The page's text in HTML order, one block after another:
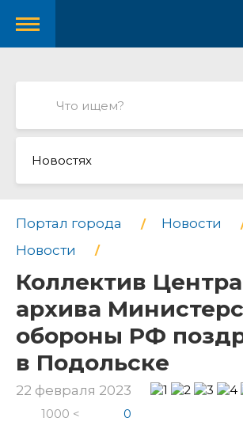
Новостях
Портал города
Новости
Новости
Коллектив
архива
обороны РФ
в Подольске
22 февраля 2023
1000 < 0